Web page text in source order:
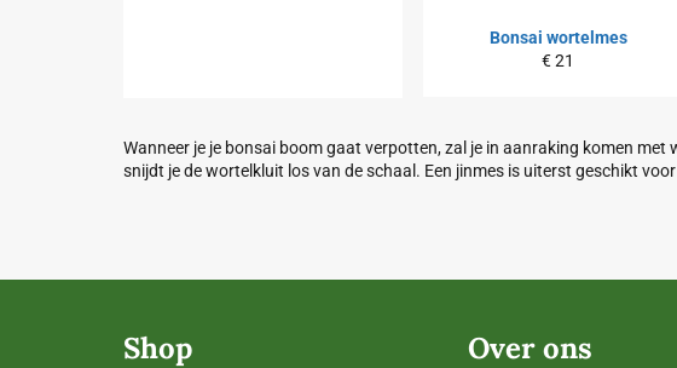
Bonsai wortelmes
Normale
€ 21
Wanneer je je bonsai boom gaat verpotten, zal je in aanraking komen
snijdt je de wortelkluit los van de schaal. Een jinmes is uiterst geschikt
Shop Over ons